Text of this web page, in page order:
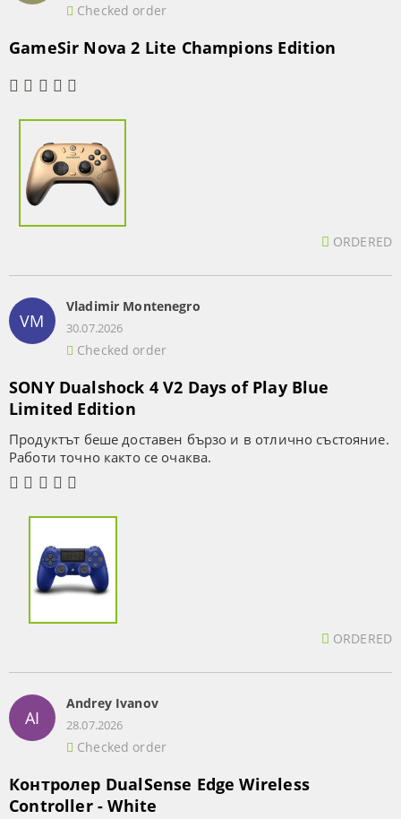
Checked order
GameSir Nova 2 Lite Champions Edition
ORDERED
VM
Vladimir Montenegro
30.07.2026
Checked order
SONY Dualshock 4 V2 Days of Play Blue
Limited Edition
Продуктът беше доставен бързо и в отлично състояние.
Работи точно както се очаква.
ORDERED
AI
Andrey Ivanov
28.07.2026
Checked order
Контролер DualSense Edge Wireless
Controller - White